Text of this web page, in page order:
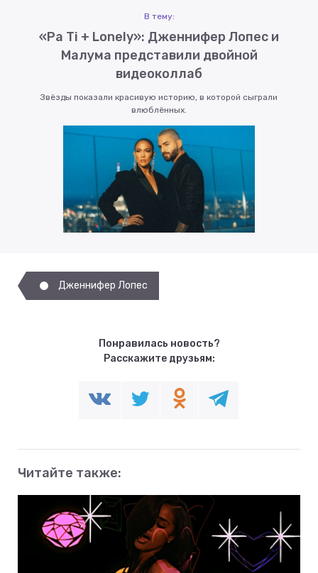
В тему:
«Pa Ti + Lonely»: Дженнифер Лопес и
Малума представили двойной
видеоколлаб
Звёзды показали красивую историю, в которой сыграли
влюблённых.
Дженнифер Лопес
Понравилась новость?
Расскажите друзьям:
Читайте также: